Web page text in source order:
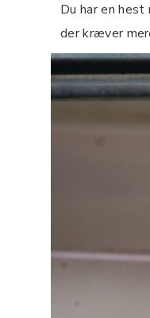
Du har en
der kræver